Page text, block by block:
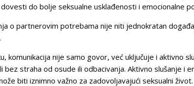
do bolje seksualne usklađenosti i emocionalne
o partnerovim potrebama nije niti jednokratan
komunikacija nije samo govor, već uključuje i aktivno
straha od osude ili odbacivanja. Aktivno slušanje i
biti iznimno važno za zadovoljavajući seksualni život.